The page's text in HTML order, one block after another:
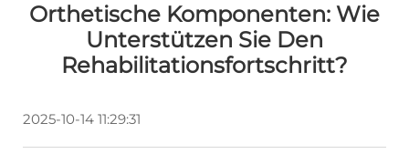
Orthetische Komponenten: Wie
Unterstützen Sie Den
Rehabilitationsfortschritt?
2025-10-14 11:29:31